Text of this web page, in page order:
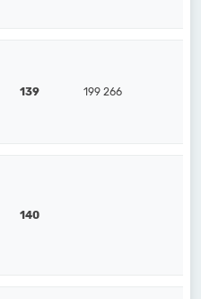
139 199 266
140